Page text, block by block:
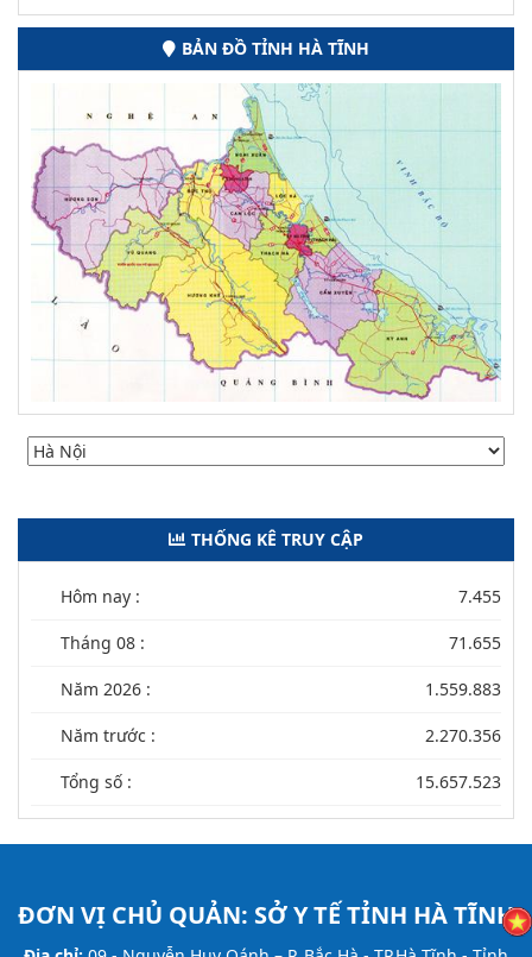
BẢN ĐỒ TỈNH HÀ TĨNH
THỐNG KÊ TRUY CẬP
Hôm nay : 7.455
Tháng 08 : 71.655
Năm 2026 : 1.559.883
Năm trước : 2.270.356
Tổng số : 15.657.523
ĐƠN VỊ CHỦ QUẢN: SỞ Y TẾ TỈNH HÀ TĨNH